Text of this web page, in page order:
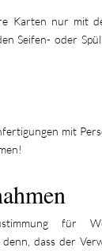
Karten nur mit
Seifen- oder
mit
für
dass der